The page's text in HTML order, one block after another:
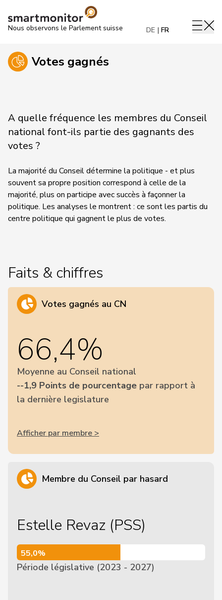
Nous observons le Parlement suisse DE FR
Votes gagnés
A quelle fréquence les membres du Conseil
national font-ils partie des gagnants des
votes ?
La majorité du Conseil détermine la politique - et plus
souvent sa propre position correspond à celle de la
majorité, plus on participe avec succès à façonner la
politique. Les analyses le montrent : ce sont les partis du
centre politique qui gagnent le plus de votes.
Faits & chiffres
Votes gagnés au CN
66,4%
Moyenne au Conseil national
--1,9 Points de pourcentage par rapport à
la dernière legislature
Afficher par membre >
Membre du Conseil par hasard
Estelle Revaz (PSS)
55,0%
55,0%
Période législative (2023 - 2027)